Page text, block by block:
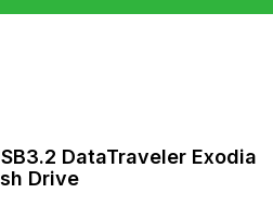
DataTraveler Exodia
Drive